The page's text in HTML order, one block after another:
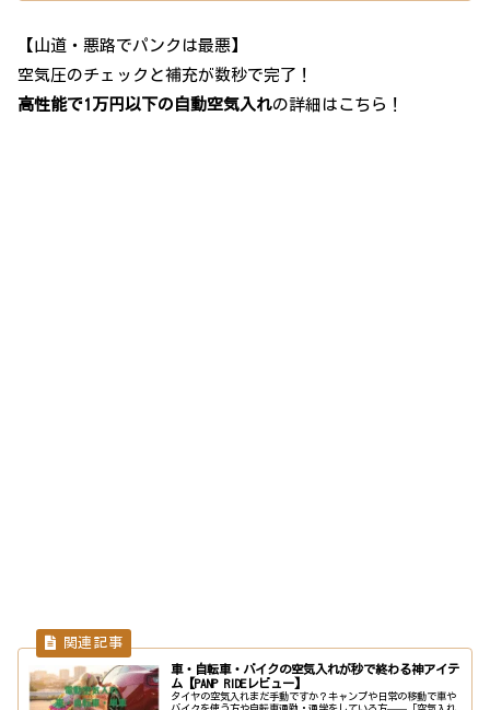
【山道・悪路でパンクは最悪】
空気圧のチェックと補充が数秒で完了！
高性能で1万円以下の自動空気入れの詳細はこちら！
車・自転車・バイクの空気入れが秒で終わる神アイテ
ム【PANP RIDEレビュー】
タイヤの空気入れまだ手動ですか？キャンプや日常の移動で車や